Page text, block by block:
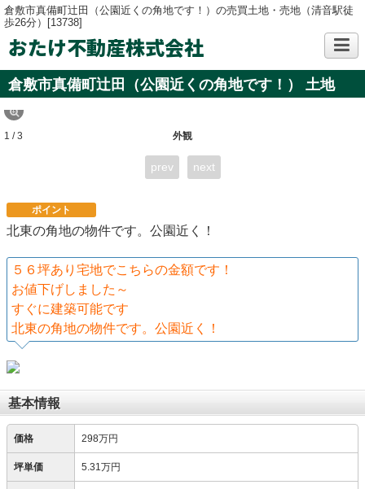
倉敷市真備町辻田（公園近くの角地です！）の売買土地・売地（清音駅徒
歩26分）[13738]
おたけ不動産株式会社
倉敷市真備町辻田（公園近くの角地です！） 土地
外観
1 / 3
prev next
ポイント
北東の角地の物件です。公園近く！
５６坪あり宅地でこちらの金額です！
お値下げしました～
すぐに建築可能です
北東の角地の物件です。公園近く！
基本情報
価格 298万円
坪単価 5.31万円